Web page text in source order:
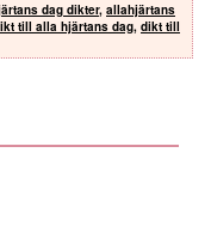
dag dikter, allahjärtans
till alla hjärtans dag, dikt till